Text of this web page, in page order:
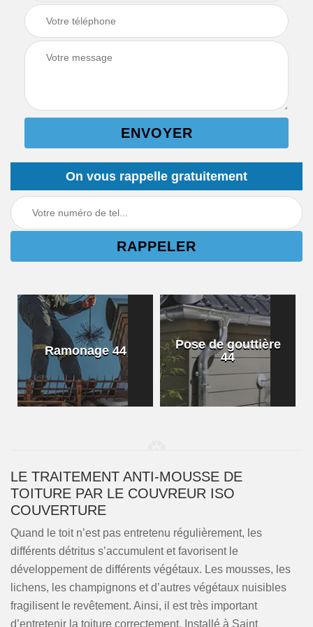
On vous rappelle gratuitement
Ramonage 44
Pose de gouttière
44
LE TRAITEMENT ANTI-MOUSSE DE
TOITURE PAR LE COUVREUR ISO
COUVERTURE
Quand le toit n’est pas entretenu régulièrement, les
différents détritus s’accumulent et favorisent le
développement de différents végétaux. Les mousses, les
lichens, les champignons et d’autres végétaux nuisibles
fragilisent le revêtement. Ainsi, il est très important
d’entretenir la toiture correctement. Installé à Saint